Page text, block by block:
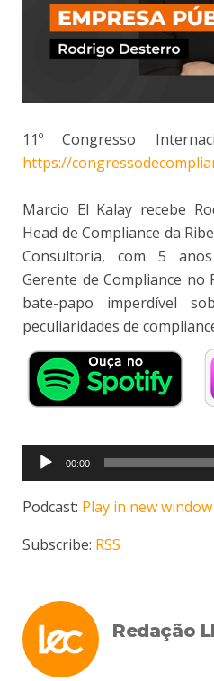
11º Congresso
https://
Marcio El Kalay recebe
Head de Compliance da
Consultoria, com 5
Gerente de Compliance
bate-papo imperdível
peculiaridades de
Tocador
de
áudio
00:00
Podcast: Play in new window
Subscribe: RSS
Redação